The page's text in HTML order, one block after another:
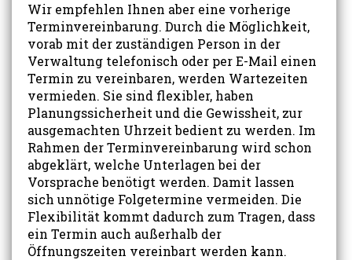
Wir empfehlen Ihnen aber eine vorherige
Terminvereinbarung. Durch die Möglichkeit,
vorab mit der zuständigen Person in der
Verwaltung telefonisch oder per E-Mail einen
Termin zu vereinbaren, werden Wartezeiten
vermieden. Sie sind flexibler, haben
Planungssicherheit und die Gewissheit, zur
ausgemachten Uhrzeit bedient zu werden. Im
Rahmen der Terminvereinbarung wird schon
abgeklärt, welche Unterlagen bei der
Vorsprache benötigt werden. Damit lassen
sich unnötige Folgetermine vermeiden. Die
Flexibilität kommt dadurch zum Tragen, dass
ein Termin auch außerhalb der
Öffnungszeiten vereinbart werden kann.